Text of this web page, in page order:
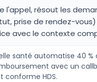
l'appel, résout les
prise de rendez-
avec le contexte
santé automatise 40 %
avec un
conforme HDS.